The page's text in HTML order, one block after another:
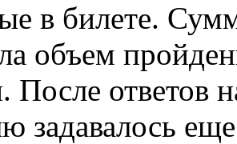
в билете.
объем
После ответов
задавалось